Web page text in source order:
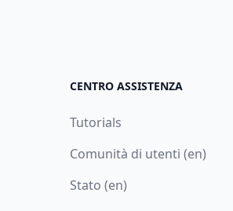
CENTRO ASSISTENZA
Tutorials
Comunità di utenti (en)
Stato (en)